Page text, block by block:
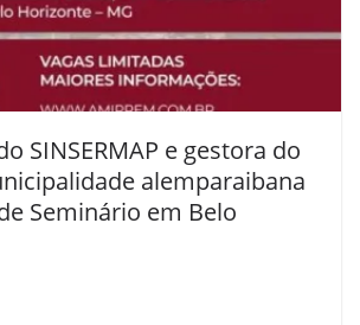
SINSERMAP e gestora do
alemparaibana
Seminário em Belo